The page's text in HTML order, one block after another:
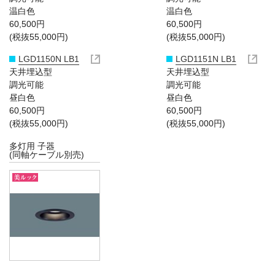
温白色
60,500円
(税抜55,000円)
LGD1150N LB1
天井埋込型
調光可能
昼白色
60,500円
(税抜55,000円)
温白色
60,500円
(税抜55,000円)
LGD1151N LB1
天井埋込型
調光可能
昼白色
60,500円
(税抜55,000円)
多灯用 子器
(同軸ケーブル別売)